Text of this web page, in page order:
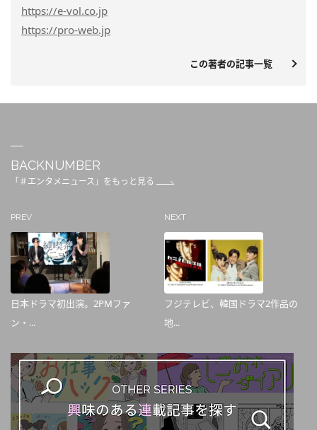
https://e-vol.co.jp
https://pro-web.jp
この著者の記事一覧
BACKNUMBER
「＃エンタメニュース」をもっと見る
PREV
日本ドラマ初出演。2PMファ
ン・...
NEXT
フジテレビ、韓国ドラマ2作品の
地...